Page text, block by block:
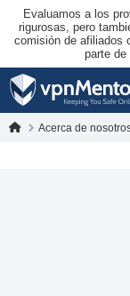
Evaluamos a los
rigurosas, pero
comisión de afiliados
parte de
Acerca de